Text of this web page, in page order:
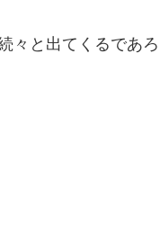
々と出てくるであ